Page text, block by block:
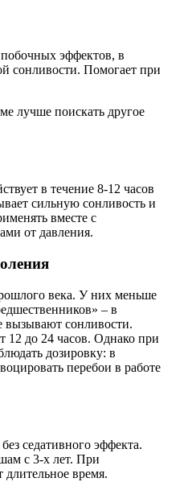
эффектов, в
сонливости. Помогает при
лучше поискать другое
в течение 8-12 часов
сильную сонливость и
вместе с
от давления.
века. У них меньше
– в
вызывают сонливости.
12 до 24 часов. Однако при
дозировку: в
перебои в работе
седативного эффекта.
с 3-х лет. При
длительное время.